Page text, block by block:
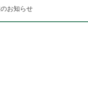
お知らせ